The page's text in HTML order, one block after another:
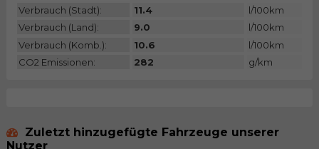
Verbrauch (Stadt):
11.4
l/100km
Verbrauch (Land):
9.0
l/100km
Verbrauch (Komb.):
10.6
l/100km
CO2 Emissionen:
282 g/km
Zuletzt hinzugefügte Fahrzeuge unserer
Nutzer